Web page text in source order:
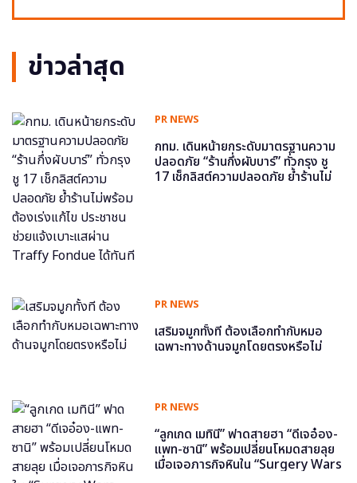
ข่าวล่าสุด
PR NEWS
กทม. เดินหน้ายกระดับมาตรฐานความ
ปลอดภัย “ร้านกึ่งผับบาร์” ทั่วกรุง ชู
17 เช็กลิสต์ความปลอดภัย ย้ำร้านไม่
PR NEWS
เสริมจมูกทั้งที ต้องเลือกทำกับหมอ
เฉพาะทางด้านจมูกโดยตรงหรือไม่
PR NEWS
“ลูกเกด เมทินี” ฟาดสายฮา “ดีเจอ๋อง-
แพท-ซานิ” พร้อมเปลี่ยนโหมดสายลุย
เมื่อเจอภารกิจหินใน “Surgery Wars